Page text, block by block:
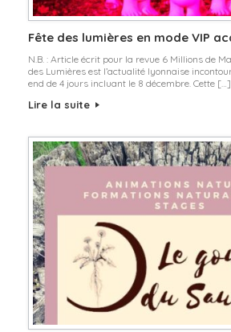
Fête des lumières en mode VIP
N.B. : Article écrit pour la revue 6 Millions de
des Lumières est l’actualité lyonnaise
end de 4 jours incluant le 8 décembre. Cette […]
Lire la suite